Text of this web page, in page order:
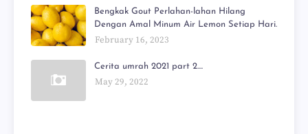
Bengkak Gout Perlahan-lahan Hilang
Dengan Amal Minum Air Lemon Setiap Hari.
February 16, 2023
Cerita umrah 2021 part 2....
May 29, 2022